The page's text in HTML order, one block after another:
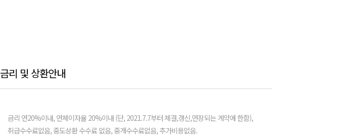
금리 및 상환안내
금리 연20%이내, 연체이자율 20%이내 (단, 2021.7.7부터 체결,갱신,연장되는 계약에 한함),
취급수수료없음, 중도상환 수수료 없음, 중개수수료없음, 추가비용없음.